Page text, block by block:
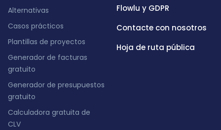
Alternativas
Casos prácticos
Plantillas de proyectos
Generador de facturas
gratuito
Generador de presupuestos
gratuito
Calculadora gratuita de
CLV
Flowlu y GDPR
Contacte con nosotros
Hoja de ruta pública